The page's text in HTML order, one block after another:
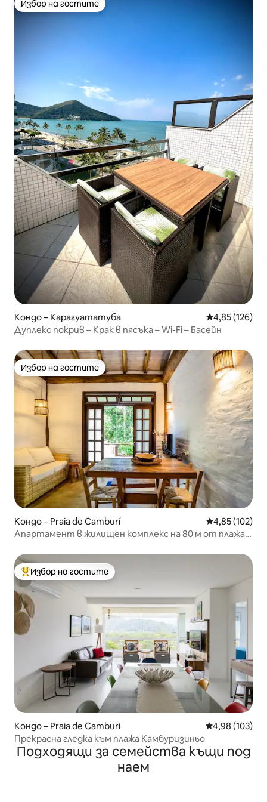
Избор на гостите
Избор на гостите
Кондо – Карагуататуба Средна
4,85 (126)
Дуплекс покрив – Крак в пясъка – Wi-Fi – Басейн
Избор на гостите
Избор на гостите
Кондо – Praia de Camburí Средна
4,85 (102)
Апартамент в жилищен комплекс на 80 м от плажа
Най-популярен избор на гостите
Избор на гостите
Кондо – Praia de Camburi Средна
4,98 (103)
Прекрасна гледка към плажа Камбуризиньо
Подходящи за семейства къщи под
наем